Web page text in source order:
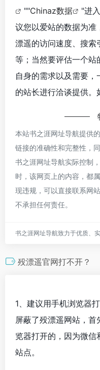
""Chinaz数据
"进
议您以爱站的数据为准
漂遥的访问速度、搜索
等；当然要评估一个站
自身的需求以及需要
的站长进行洽谈提供。
本站书之涯网址导航提供
链接的准确性和完整性，
书之涯网址导航实际控制
时，该网页上的内容，都
现违规，可以直接联系网
不承担任何责任。
书之涯网址导航致力于优质、
殁漂遥官网打不开？
1、建议用手机浏览器
屏蔽了殁漂遥网站，
览器打开的，因为微
站点。